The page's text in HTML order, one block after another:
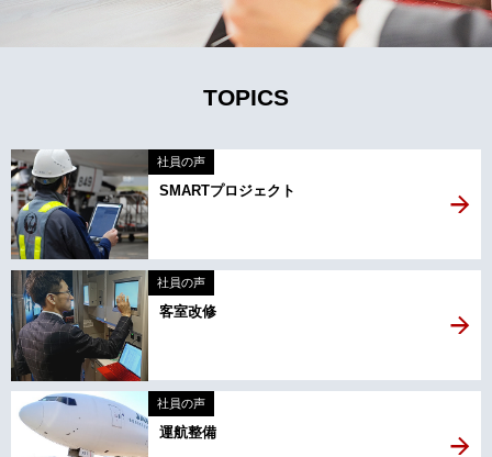
TOPICS
社員の声
SMARTプロジェクト
社員の声
客室改修
社員の声
運航整備